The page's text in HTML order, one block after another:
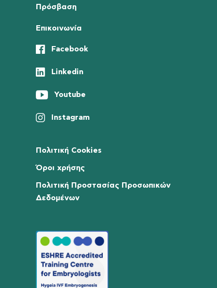
Πρόσβαση
Επικοινωνία
Facebook
Linkedin
Youtube
Instagram
Πολιτική Cookies
Όροι χρήσης
Πολιτική Προστασίας Προσωπικών
Δεδομένων